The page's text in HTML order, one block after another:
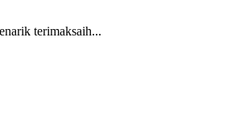
terimaksaih...